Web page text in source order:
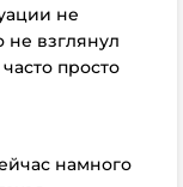
не
не взглянул
просто
намного